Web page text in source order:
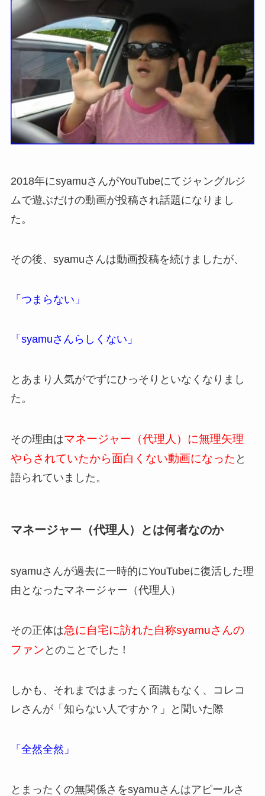
2018年にsyamuさんがYouTubeにてジャングルジ
ムで遊ぶだけの動画が投稿され話題になりまし
た。
その後、syamuさんは動画投稿を続けましたが、
「つまらない」
「syamuさんらしくない」
とあまり人気がでずにひっそりといなくなりまし
た。
その理由はマネージャー（代理人）に無理矢理
やらされていたから面白くない動画になった と
語られていました。
マネージャー（代理人）とは何者なのか
syamuさんが過去に一時的にYouTubeに復活した理
由となったマネージャー（代理人）
その正体は急に自宅に訪れた自称syamuさんの
ファン とのことでした！
しかも、それまではまったく面識もなく、コレコ
レさんが「知らない人ですか？」と聞いた際
「全然全然」
とまったくの無関係さをsyamuさんはアピールさ